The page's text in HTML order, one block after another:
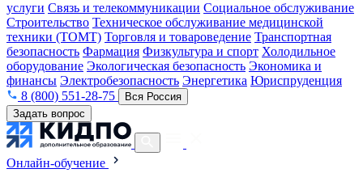
услуги Связь и телекоммуникации Социальное обслуживание
Строительство Техническое обслуживание медицинской
техники (ТОМТ) Торговля и товароведение Транспортная
безопасность Фармация Физкультура и спорт Холодильное
оборудование Экологическая безопасность Экономика и
финансы Электробезопасность Энергетика Юриспруденция
8 (800) 551-28-75
Вся Россия
Задать вопрос
Онлайн-обучение